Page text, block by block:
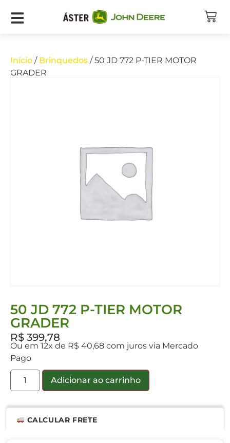
Início / Brinquedos / 50 JD 772 P-TIER MOTOR
GRADER
50 JD 772 P-TIER MOTOR
GRADER
R$ 399,78
Ou em 12x de R$ 40,68 com juros via Mercado
Pago
Adicionar ao carrinho
CALCULAR FRETE